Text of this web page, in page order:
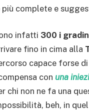
complete e
infatti 300 i
fino in cima alla
capace forse
con una
chi non ne fa una
beh, in